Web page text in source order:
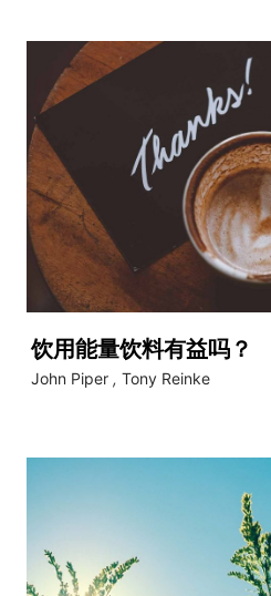
饮用能量饮料有益吗？
John Piper , Tony Reinke